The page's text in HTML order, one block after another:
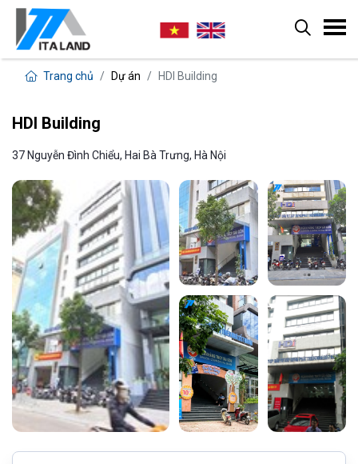
Trang chủ Dự án HDI Building
HDI Building
37 Nguyễn Đình Chiểu, Hai Bà Trưng, Hà Nội